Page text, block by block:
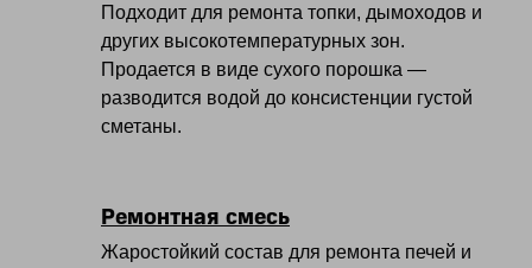
Подходит для ремонта топки, дымоходов и
других высокотемпературных зон.
Продается в виде сухого порошка —
разводится водой до консистенции густой
сметаны.
Ремонтная смесь
Жаростойкий состав для ремонта печей и